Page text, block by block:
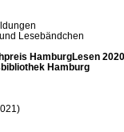
Lesebändchen
HamburgLesen
Hamburg